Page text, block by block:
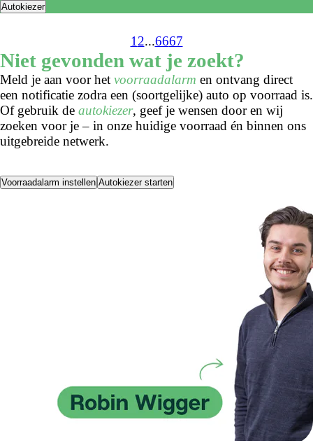
Autokiezer
1 2...6667
Niet gevonden wat je zoekt?
Meld je aan voor het voorraadalarm en ontvang direct
een notificatie zodra een (soortgelijke) auto op voorraad is.
Of gebruik de autokiezer, geef je wensen door en wij
zoeken voor je – in onze huidige voorraad én binnen ons
uitgebreide netwerk.
Voorraadalarm instellen Autokiezer starten